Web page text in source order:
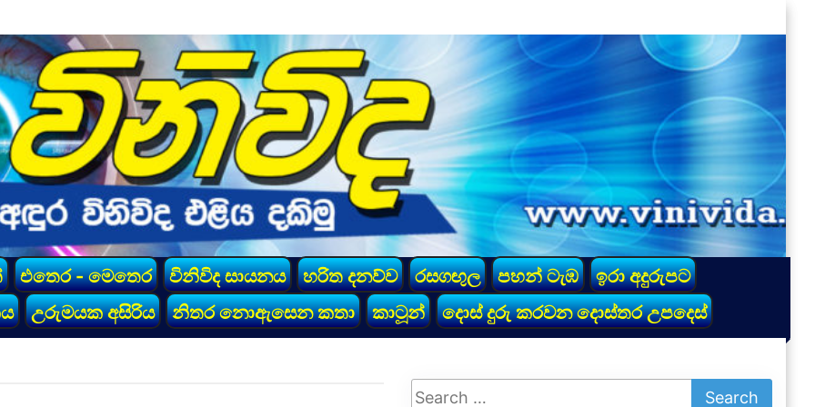
එතෙර - මෙතෙර විනිවිද සායනය හරිත දනව්ව රසගඟුල පහන් ටැඹ
ඉරා අදුරුපට
උරුමයක අසිරිය නිතර නොඇසෙන කතා කාටූන් දොස් දුරු කරවන දොස්තර උපදෙස්